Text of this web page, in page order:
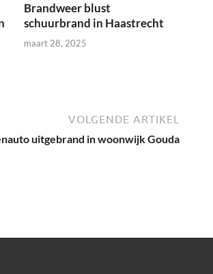
Brandweer blust
schuurbrand in Haastrecht
maart 28, 2025
VOLGENDE ARTIKEL
uitgebrand in woonwijk Gouda